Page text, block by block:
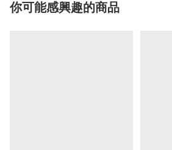
你可能感興趣的商品